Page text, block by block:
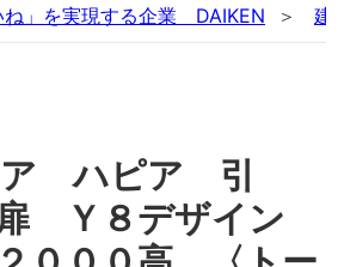
ね」を実現する企業 DAIKEN 建
ア ハピア 引
Ｙ８デザイン